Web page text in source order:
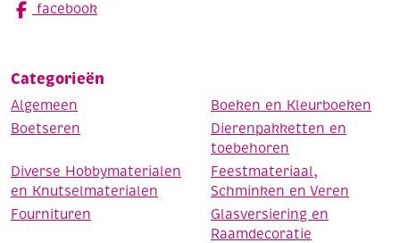
facebook
Categorieën
Algemeen
Boeken en Kleurboeken
Boetseren
Dierenpakketten en
toebehoren
Diverse Hobbymaterialen
en Knutselmaterialen
Feestmateriaal,
Schminken en Veren
Fournituren
Glasversiering en
Raamdecoratie